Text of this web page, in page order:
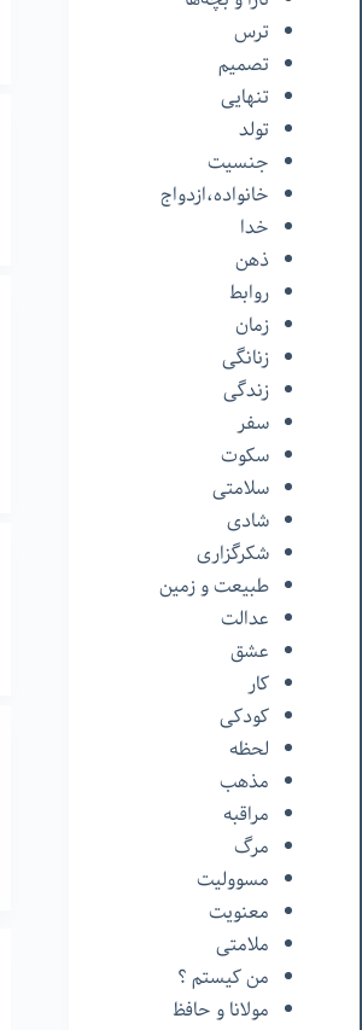
ترس
تصمیم
تنهایی
تولد
جنسیت
خانواده،ازدواج
خدا
ذهن
روابط
زمان
زنانگی
زندگی
سفر
سکوت
سلامتی
شادی
شکرگزاری
طبیعت و زمین
عدالت
عشق
کار
کودکی
لحظه
مذهب
مراقبه
مرگ
مسوولیت
معنویت
ملامتی
من‌ کیستم ؟
مولانا و حافظ